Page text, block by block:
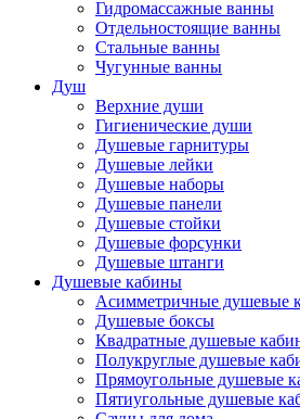
Гидромассажные ванны
Отдельностоящие ванны
Стальные ванны
Чугунные ванны
Душ
Верхние души
Гигиенические души
Душевые гарнитуры
Душевые лейки
Душевые наборы
Душевые панели
Душевые стойки
Душевые форсунки
Душевые штанги
Душевые кабины
Асимметричные душевые
Душевые боксы
Квадратные душевые
Полукруглые душевые
Прямоугольные душевые
Пятиугольные душевые